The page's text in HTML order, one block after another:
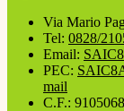
Via Mario
Tel: 0828/
Email:
PEC:
mail
C.F.: